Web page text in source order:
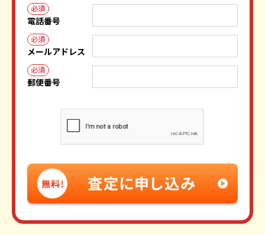
必須
電話番号
必須
メールアドレス
必須
郵便番号